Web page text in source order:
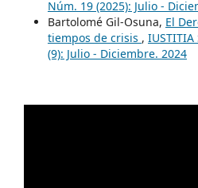
Núm. 19 (2025): Julio -
Bartolomé Gil-Osuna, El
tiempos de crisis , IUSTITIA
(9): Julio - Diciembre. 2024